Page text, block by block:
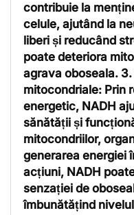
contribuie la
celule, ajutând la
liberi și reducând
poate deteriora
agrava oboseala.
mitocondriale: Prin
energetic, NADH
sănătății și
mitocondriilor,
generarea energiei
acțiuni, NADH
senzației de
îmbunătățind